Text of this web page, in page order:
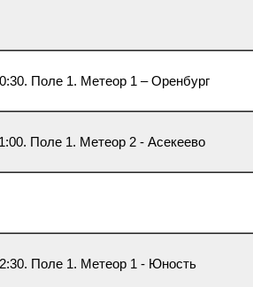
Поле 1. Метеор 1 – Оренбург
Поле 1. Метеор 2 - Асекеево
Поле 1. Метеор 1 - Юность